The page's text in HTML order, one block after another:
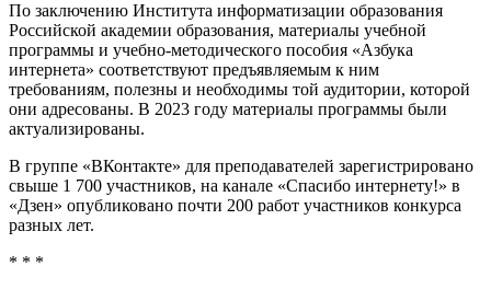
По заключению Института информатизации образования
Российской академии образования, материалы учебной
программы и учебно-методического пособия «Азбука
интернета» соответствуют предъявляемым к ним
требованиям, полезны и необходимы той аудитории, которой
они адресованы. В 2023 году материалы программы были
актуализированы.
В группе «ВКонтакте» для преподавателей зарегистрировано
свыше 1 700 участников, на канале «Спасибо интернету!» в
«Дзен» опубликовано почти 200 работ участников конкурса
разных лет.
* * *